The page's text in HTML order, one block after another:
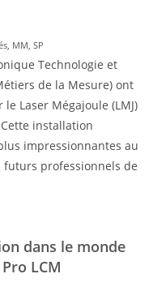
, MM,SP
Technologie et
de la Mesure) ont
Laser Mégajoule (LMJ)
installation
impressionnantes au
futurs professionnels de
dans le monde
LCM